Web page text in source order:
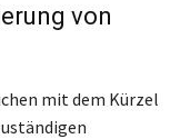
von
mit dem Kürzel